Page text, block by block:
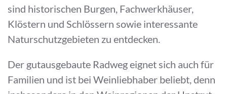
sind historischen Burgen, Fachwerkhäuser,
Klöstern und Schlössern sowie interessante
Naturschutzgebieten zu entdecken.
Der gutausgebaute Radweg eignet sich auch für
Familien und ist bei Weinliebhaber beliebt, denn